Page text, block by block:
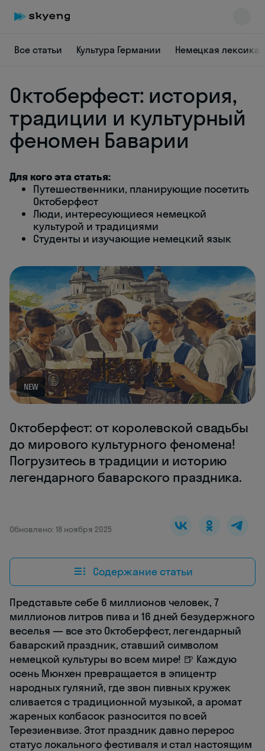
Все статьи Культура Германии Немецкая лексика
Октоберфест: история,
традиции и культурный
феномен Баварии
Для кого эта статья:
Путешественники, планирующие посетить
Октоберфест
Люди, интересующиеся немецкой
культурой и традициями
Студенты и изучающие немецкий язык
NEW
Октоберфест: от королевской свадьбы
до мирового культурного феномена!
Погрузитесь в традиции и историю
легендарного баварского праздника.
Обновлено: 18 ноября 2025
Содержание статьи
Представьте себе 6 миллионов человек, 7
миллионов литров пива и 16 дней безудержного
веселья — все это Октоберфест, легендарный
баварский праздник, ставший символом
немецкой культуры во всем мире! 🍺 Каждую
осень Мюнхен превращается в эпицентр
народных гуляний, где звон пивных кружек
сливается с традиционной музыкой, а аромат
жареных колбасок разносится по всей
Терезиенвизе. Этот праздник давно перерос
статус локального фестиваля и стал настоящим